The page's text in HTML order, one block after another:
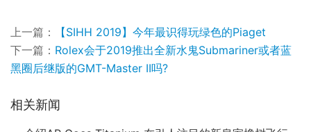
上一篇：
【SIHH 2019】今年最识得玩绿色的Piaget
下一篇： Rolex会于2019推出全新水鬼Submariner或者蓝
黑圈后继版的GMT-Master II吗?
相关新闻